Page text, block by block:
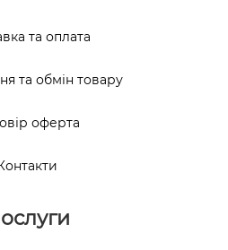
та оплата
та обмін товару
оферта